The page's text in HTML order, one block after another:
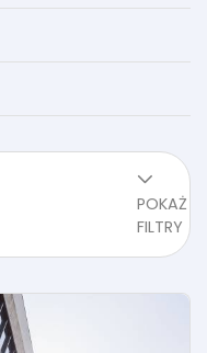
POKAŻ
FILTRY